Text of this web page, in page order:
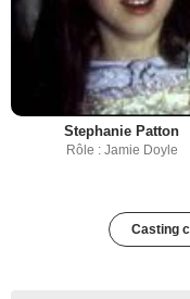
Stephanie Patton
Rôle : Jamie Doyle
Casting